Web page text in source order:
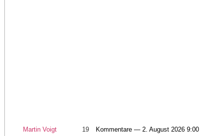
Martin Voigt 19 Kommentare — 2. August 2026 9:00